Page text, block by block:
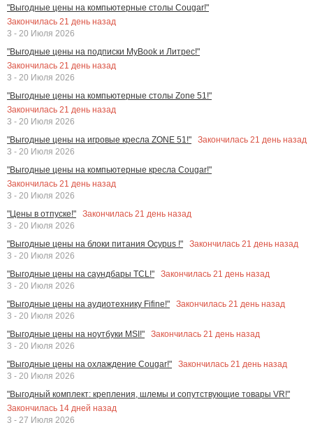
"Выгодные цены на компьютерные столы Cougar!"
Закончилась 21 день назад
3 - 20 Июля 2026
"Выгодные цены на подписки MyBook и Литрес!"
Закончилась 21 день назад
3 - 20 Июля 2026
"Выгодные цены на компьютерные столы Zone 51!"
Закончилась 21 день назад
3 - 20 Июля 2026
"Выгодные цены на игровые кресла ZONE 51!"
Закончилась 21 день назад
3 - 20 Июля 2026
"Выгодные цены на компьютерные кресла Cougar!"
Закончилась 21 день назад
3 - 20 Июля 2026
"Цены в отпуске!"
Закончилась 21 день назад
3 - 20 Июля 2026
"Выгодные цены на блоки питания Ocypus !"
Закончилась 21 день назад
3 - 20 Июля 2026
"Выгодные цены на саундбары TCL!"
Закончилась 21 день назад
3 - 20 Июля 2026
"Выгодные цены на аудиотехнику Fifine!"
Закончилась 21 день назад
3 - 20 Июля 2026
"Выгодные цены на ноутбуки MSI!"
Закончилась 21 день назад
3 - 20 Июля 2026
"Выгодные цены на охлаждение Cougar!"
Закончилась 21 день назад
3 - 20 Июля 2026
"Выгодный комплект: крепления, шлемы и сопутствующие товары VR!"
Закончилась 14 дней назад
3 - 27 Июля 2026